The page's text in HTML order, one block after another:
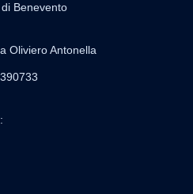
Benevento
Oliviero Antonella